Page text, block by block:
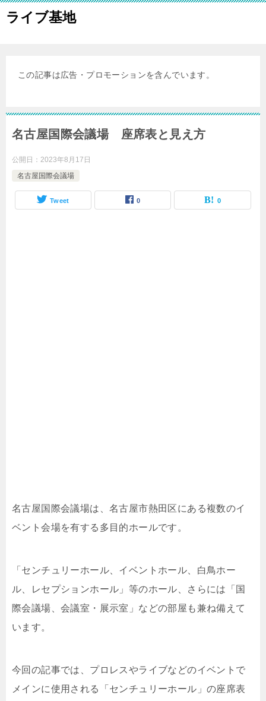
ライブ基地
この記事は広告・プロモーションを含んでいます。
名古屋国際会議場 座席表と見え方
公開日： 2023年8月17日
名古屋国際会議場
Tweet 0 0
名古屋国際会議場は、名古屋市熱田区にある複数のイ
ベント会場を有する多目的ホールです。
「センチュリーホール、イベントホール、白鳥ホー
ル、レセプションホール」等のホール、さらには「国
際会議場、会議室・展示室」などの部屋も兼ね備えて
います。
今回の記事では、プロレスやライブなどのイベントで
メインに使用される「センチュリーホール」の座席表